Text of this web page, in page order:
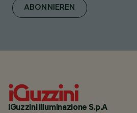
ABONNIEREN
iGuzzini illuminazione S.p.A